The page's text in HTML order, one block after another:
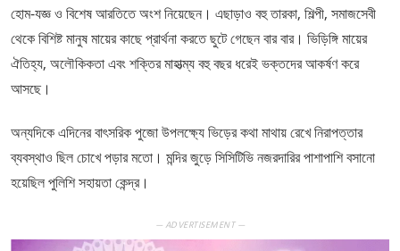
হোম-যজ্ঞ ও বিশেষ আরতিতে অংশ নিয়েছেন। এছাড়াও বহু তারকা, শিল্পী, সমাজসেবী
থেকে বিশিষ্ট মানুষ মায়ের কাছে প্রার্থনা করতে ছুটে গেছেন বার বার। ভিড়িঙ্গি মায়ের
ঐতিহ্য, অলৌকিকতা এবং শক্তির মাহাত্ম্য বহু বছর ধরেই ভক্তদের আকর্ষণ করে
আসছে।
অন্যদিকে এদিনের বাৎসরিক পুজো উপলক্ষ্যে ভিড়ের কথা মাথায় রেখে নিরাপত্তার
ব্যবস্থাও ছিল চোখে পড়ার মতো। মন্দির জুড়ে সিসিটিভি নজরদারির পাশাপাশি বসানো
হয়েছিল পুলিশি সহায়তা কেন্দ্র।
— ADVERTISEMENT —